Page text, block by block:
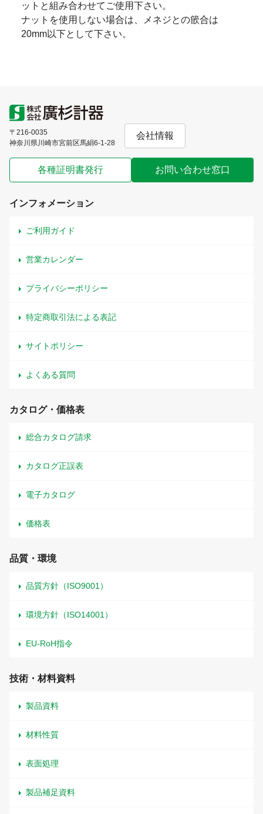
ットと組み合わせてご使用下さい。
ナットを使用しない場合は、メネジとの篏合は
20mm以下として下さい。
〒216-0035
神奈川県川崎市宮前区馬絹6-1-28
会社情報
各種証明書発行 お問い合わせ窓口
インフォメーション
ご利用ガイド
営業カレンダー
プライバシーポリシー
特定商取引法による表記
サイトポリシー
よくある質問
カタログ・価格表
総合カタログ請求
カタログ正誤表
電子カタログ
価格表
品質・環境
品質方針（ISO9001）
環境方針（ISO14001）
EU-RoH指令
技術・材料資料
製品資料
材料性質
表面処理
製品補足資料